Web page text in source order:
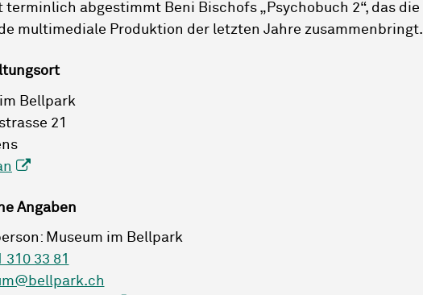
terminlich abgestimmt Beni Bischofs „Psychobuch 2“, das die
multimediale Produktion der letzten Jahre zusammenbringt.
Bellpark
21
Angaben
Museum im Bellpark
310 33 81